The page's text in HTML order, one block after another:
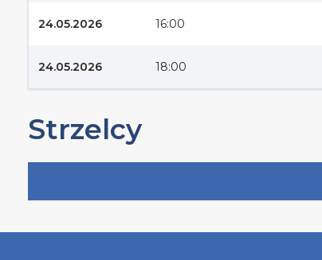
24.05.2026 16:00
24.05.2026 18:00
Strzelcy